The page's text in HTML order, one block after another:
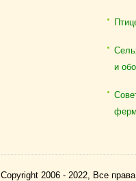
и
Copyright 2006 - 2022, Все